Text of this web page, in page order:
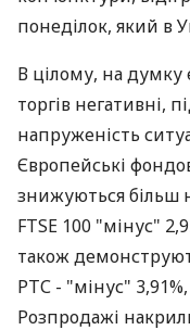
понеділок, який в
В цілому, на думку
торгів негативні,
напруженість
Європейські
знижуються більш
FTSE 100 "мінус"
також
РТС - "мінус"
Розпродажі